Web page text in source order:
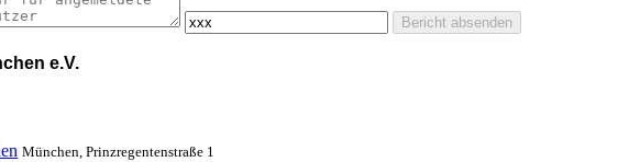
Bericht absenden
e.V.
München, Prinzregentenstraße 1